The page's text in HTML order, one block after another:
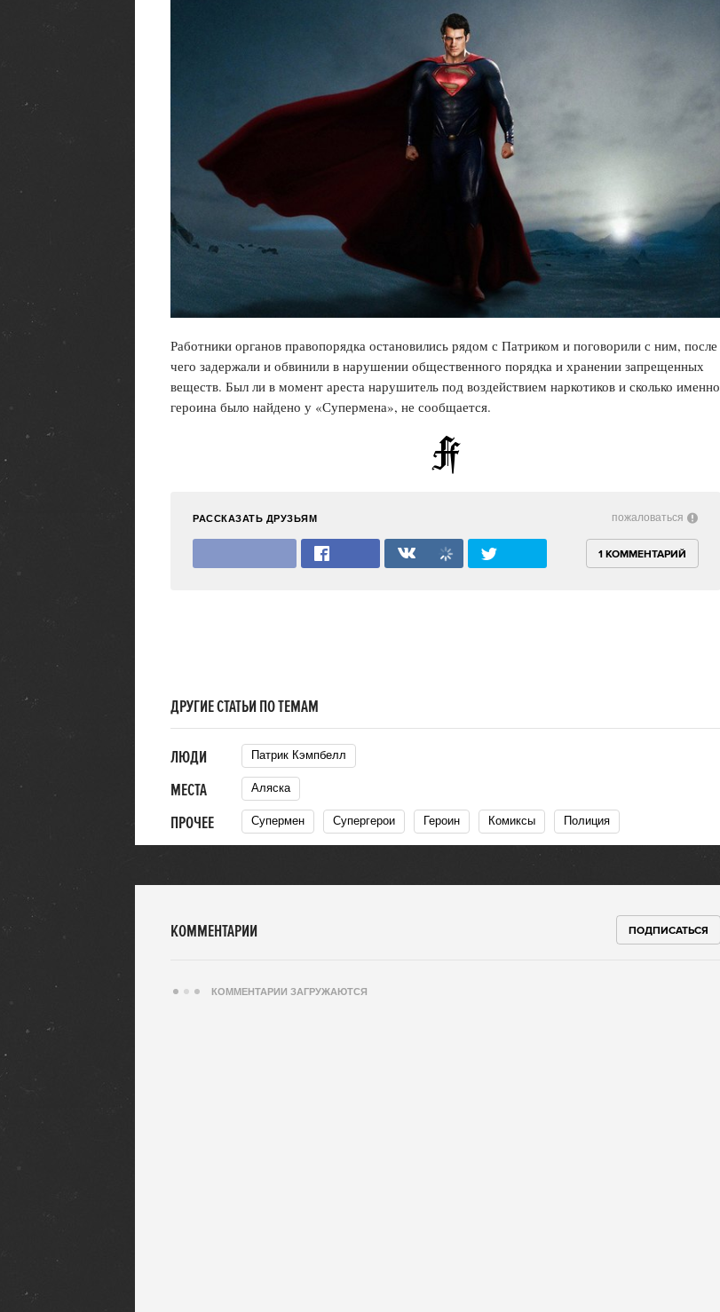
Работники органов правопорядка остановились рядом с Патриком и поговорили с ним, после
чего задержали и обвинили в нарушении общественного порядка и хранении запрещенных
веществ. Был ли в момент ареста нарушитель под воздействием наркотиков и сколько именно
героина было найдено у «Супермена», не сообщается.
РАССКАЗАТЬ ДРУЗЬЯМ
1 КОММЕНТАРИЙ
пожаловаться
ДРУГИЕ СТАТЬИ ПО ТЕМАМ
ЛЮДИ Патрик Кэмпбелл
МЕСТА Аляска
ПРОЧЕЕ Супермен Супергерои Героин Комиксы Полиция
КОММЕНТАРИИ ПОДПИСАТЬСЯ
КОММЕНТАРИИ ЗАГРУЖАЮТСЯ